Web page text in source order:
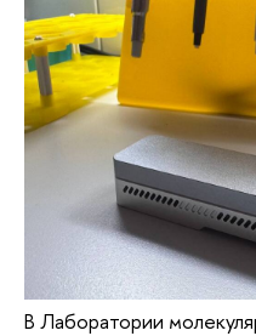
В Лаборатории